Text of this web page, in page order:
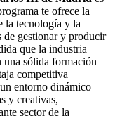
te ofrece la
la tecnología y la
de gestionar y producir
que la industria
sólida formación
competitiva
entorno dinámico
y creativas,
sector de la